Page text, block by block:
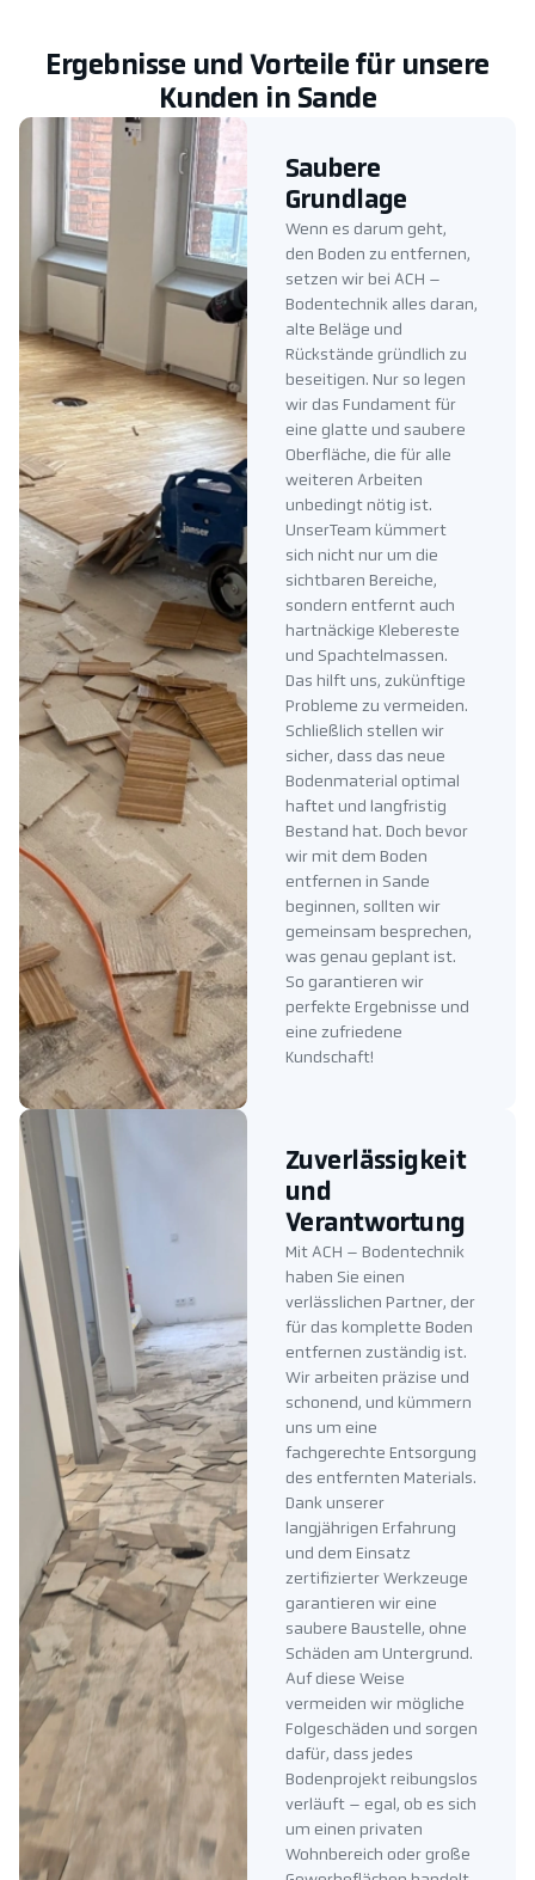
Ergebnisse und Vorteile für unsere
Kunden in Sande
Saubere
Grundlage
Wenn es darum geht,
den Boden zu entfernen,
setzen wir bei ACH –
Bodentechnik alles daran,
alte Beläge und
Rückstände gründlich zu
beseitigen. Nur so legen
wir das Fundament für
eine glatte und saubere
Oberfläche, die für alle
weiteren Arbeiten
unbedingt nötig ist.
UnserTeam kümmert
sich nicht nur um die
sichtbaren Bereiche,
sondern entfernt auch
hartnäckige Klebereste
und Spachtelmassen.
Das hilft uns, zukünftige
Probleme zu vermeiden.
Schließlich stellen wir
sicher, dass das neue
Bodenmaterial optimal
haftet und langfristig
Bestand hat. Doch bevor
wir mit dem Boden
entfernen in Sande
beginnen, sollten wir
gemeinsam besprechen,
was genau geplant ist.
So garantieren wir
perfekte Ergebnisse und
eine zufriedene
Kundschaft!
Zuverlässigkeit
und
Verantwortung
Mit ACH – Bodentechnik
haben Sie einen
verlässlichen Partner, der
für das komplette Boden
entfernen zuständig ist.
Wir arbeiten präzise und
schonend, und kümmern
uns um eine
fachgerechte Entsorgung
des entfernten Materials.
Dank unserer
langjährigen Erfahrung
und dem Einsatz
zertifizierter Werkzeuge
garantieren wir eine
saubere Baustelle, ohne
Schäden am Untergrund.
Auf diese Weise
vermeiden wir mögliche
Folgeschäden und sorgen
dafür, dass jedes
Bodenprojekt reibungslos
verläuft – egal, ob es sich
um einen privaten
Wohnbereich oder große